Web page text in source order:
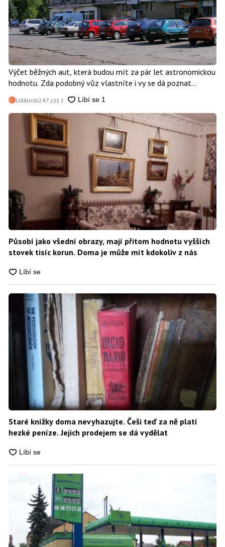
Výčet běžných aut, která budou mít za pár let astronomickou
hodnotu. Zda podobný vůz vlastníte i vy se dá poznat
snadno
Události247.cz1 t
Působí jako všední obrazy, mají přitom hodnotu vyšších
stovek tisíc korun. Doma je může mít kdokoliv z nás
Staré knížky doma nevyhazujte. Češi teď za ně platí
hezké peníze. Jejich prodejem se dá vydělat